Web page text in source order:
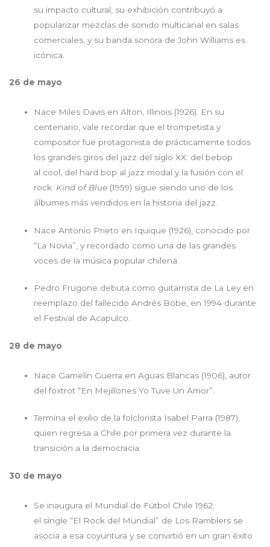
su impacto cultural, su exhibición contribuyó a
popularizar mezclas de sonido multicanal en salas
comerciales, y su banda sonora de John Williams es
icónica.
26 de mayo
Nace Miles Davis en Alton, Illinois (1926). En su
centenario, vale recordar que el trompetista y
compositor fue protagonista de prácticamente todos
los grandes giros del jazz del siglo XX: del bebop
al cool, del hard bop al jazz modal y la fusión con el
rock. Kind of Blue (1959) sigue siendo uno de los
álbumes más vendidos en la historia del jazz.
Nace Antonio Prieto en Iquique (1926), conocido por
“La Novia”, y recordado como una de las grandes
voces de la música popular chilena.
Pedro Frugone debuta como guitarrista de La Ley en
reemplazo del fallecido Andrés Bobe, en 1994 durante
el Festival de Acapulco.
28 de mayo
Nace Gamelín Guerra en Aguas Blancas (1906), autor
del foxtrot “En Mejillones Yo Tuve Un Amor”.
Termina el exilio de la folclorista Isabel Parra (1987),
quien regresa a Chile por primera vez durante la
transición a la democracia.
30 de mayo
Se inaugura el Mundial de Fútbol Chile 1962;
el single “El Rock del Mundial” de Los Ramblers se
asocia a esa coyuntura y se convirtió en un gran éxito